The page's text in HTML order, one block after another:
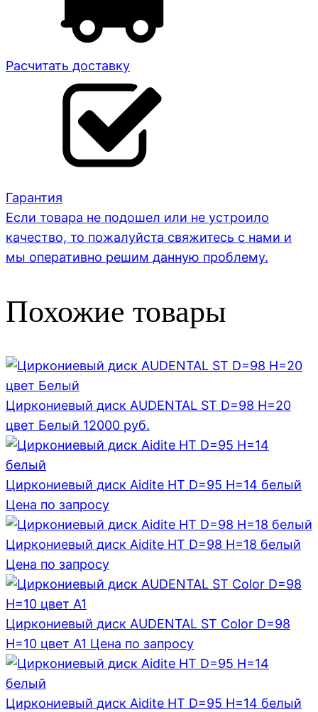
Расчитать доставку
Гарантия
Если товара не подошел или не устроило
качество, то пожалуйста свяжитесь с нами и
мы оперативно решим данную проблему.
Похожие товары
Циркониевый диск AUDENTAL ST D=98 H=20
цвет Белый 12000 руб.
Циркониевый диск Aidite HT D=95 H=14 белый
Цена по запросу
Циркониевый диск Aidite HT D=98 H=18 белый
Цена по запросу
Циркониевый диск AUDENTAL ST Color D=98
H=10 цвет A1 Цена по запросу
Циркониевый диск Aidite HT D=95 H=14 белый